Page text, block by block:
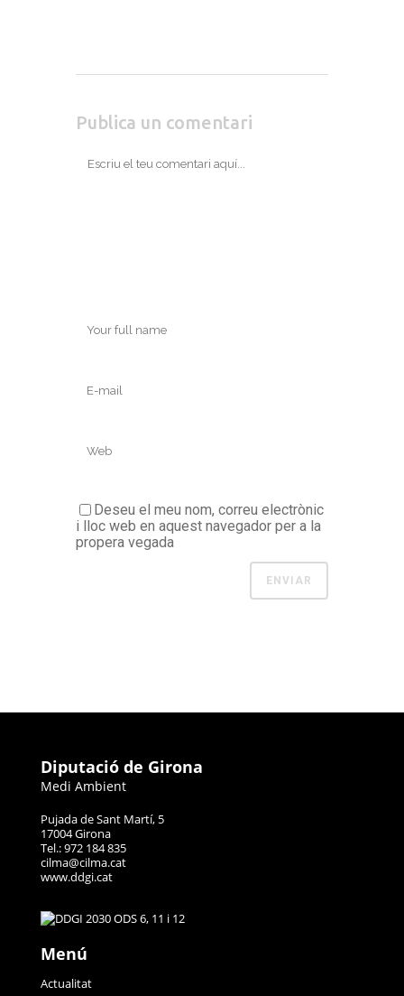
Publica un comentari
Deseu el meu nom, correu electrònic
i lloc web en aquest navegador per a la
propera vegada
Diputació de Girona
Medi Ambient
Pujada de Sant Martí, 5
17004 Girona
Tel.: 972 184 835
cilma@cilma.cat
www.ddgi.cat
Menú
Actualitat